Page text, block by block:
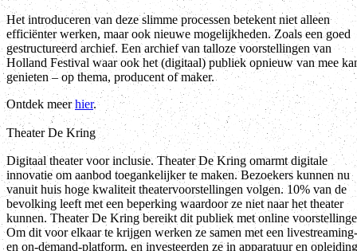
Het introduceren van deze slimme processen betekent niet alleen
efficiënter werken, maar ook nieuwe mogelijkheden. Zoals een goed
gestructureerd archief. Een archief van talloze voorstellingen van
Holland Festival waar ook het (digitaal) publiek opnieuw van mee
genieten – op thema, producent of maker.
Ontdek meerhier.
Theater De Kring
Digitaal theater voor inclusie. Theater De Kring omarmt digitale
innovatie om aanbod toegankelijker te maken. Bezoekers kunnen nu
vanuit huis hoge kwaliteit theatervoorstellingen volgen. 10% van de
bevolking leeft met een beperking waardoor ze niet naar het theater
kunnen. Theater De Kring bereikt dit publiek met online
Om dit voor elkaar te krijgen werken ze samen met een livestreaming-
en on-demand-platform, en investeerden ze in apparatuur en opleiding